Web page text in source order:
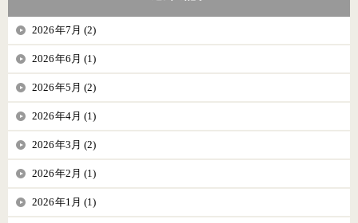
2026年7月 (2)
2026年6月 (1)
2026年5月 (2)
2026年4月 (1)
2026年3月 (2)
2026年2月 (1)
2026年1月 (1)